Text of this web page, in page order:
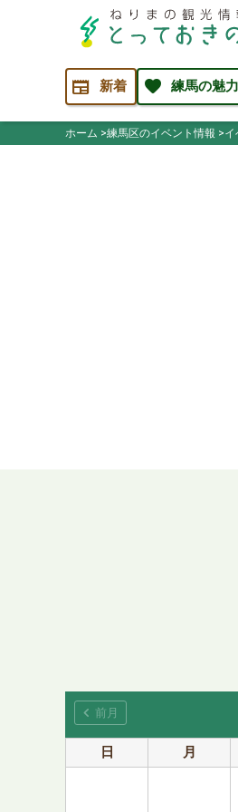
newspaper 新着 favorite 練馬の魅力
ホーム 練馬区のイベント情報
日
月
chevron_left 前月